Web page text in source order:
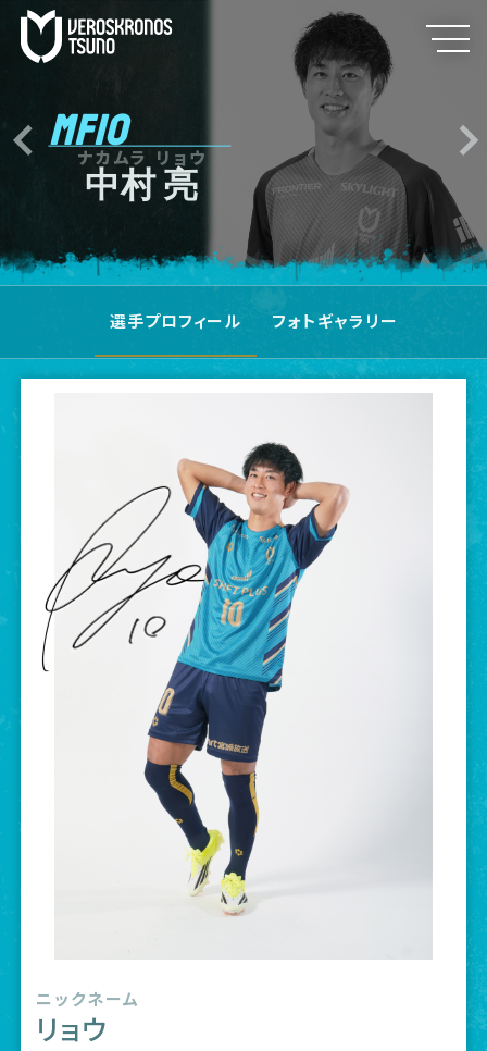
MF10
ナカムラ リョウ
中村 亮
選手プロフィール フォトギャラリー
ニックネーム
リョウ